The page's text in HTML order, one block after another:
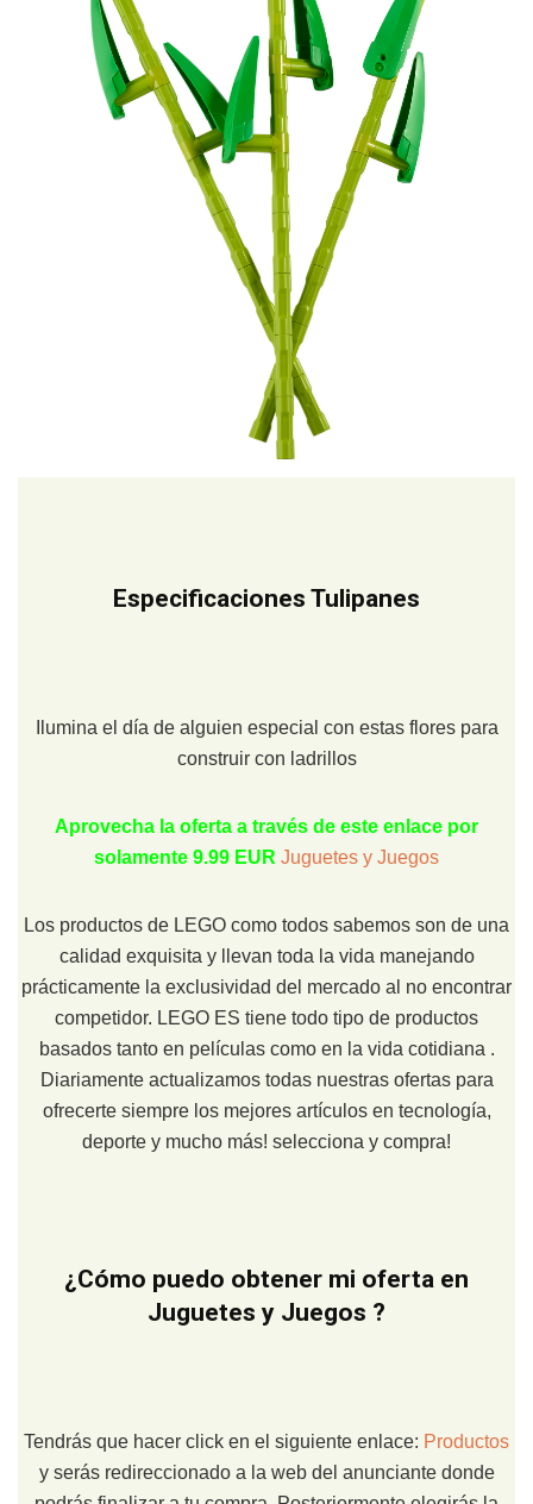
Especificaciones Tulipanes
Ilumina el día de alguien especial con estas flores para
construir con ladrillos
Aprovecha la oferta a través de este enlace por
solamente 9.99 EUR Juguetes y Juegos
Los productos de LEGO como todos sabemos son de una
calidad exquisita y llevan toda la vida manejando
prácticamente la exclusividad del mercado al no encontrar
competidor. LEGO ES tiene todo tipo de productos
basados tanto en películas como en la vida cotidiana .
Diariamente actualizamos todas nuestras ofertas para
ofrecerte siempre los mejores artículos en tecnología,
deporte y mucho más! selecciona y compra!
¿Cómo puedo obtener mi oferta en
Juguetes y Juegos ?
Tendrás que hacer click en el siguiente enlace: Productos
y serás redireccionado a la web del anunciante donde